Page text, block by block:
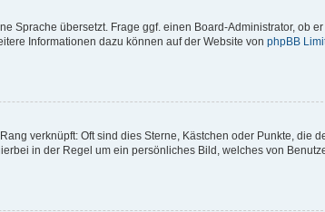
Sprache übersetzt. Frage ggf. einen Board-Administrator, ob
Informationen dazu können auf der Website von phpBB
verknüpft: Oft sind dies Sterne, Kästchen oder Punkte, die
in der Regel um ein persönliches Bild, welches von